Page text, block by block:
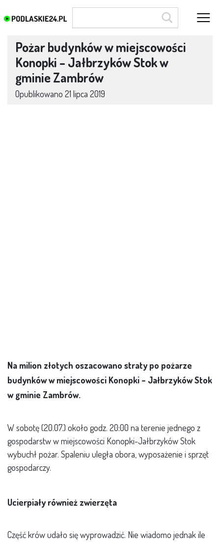
Pożar budynków w miejscowości
Konopki – Jałbrzyków Stok w
gminie Zambrów
Opublikowano 21 lipca 2019
Na milion złotych oszacowano straty po pożarze
budynków w miejscowości Konopki – Jałbrzyków Stok
w gminie Zambrów.
W sobotę (20.07.) około godz. 20:00 na terenie jednego z
gospodarstww miejscowości Konopki-Jałbrzyków Stok
wybuchł pożar. Spaleniu uległa obora, wyposażenie i sprzęt
gospodarczy.
Ucierpiały również zwierzęta
Część krów udało się wyprowadzić. Nie wiadomo jednak ile